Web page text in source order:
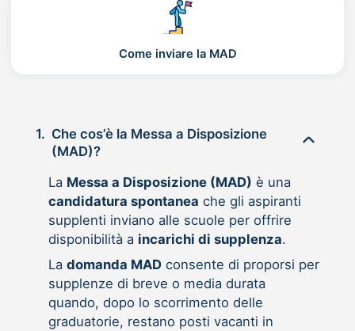
Come inviare la MAD
1. Che cos’è la Messa a Disposizione
(MAD)?
La Messa a Disposizione (MAD) è una
candidatura spontanea che gli aspiranti
supplenti inviano alle scuole per offrire
disponibilità a incarichi di supplenza.
La domanda MADconsente di proporsi per
supplenze di breve o media durata
quando, dopo lo scorrimento delle
graduatorie, restano posti vacanti in